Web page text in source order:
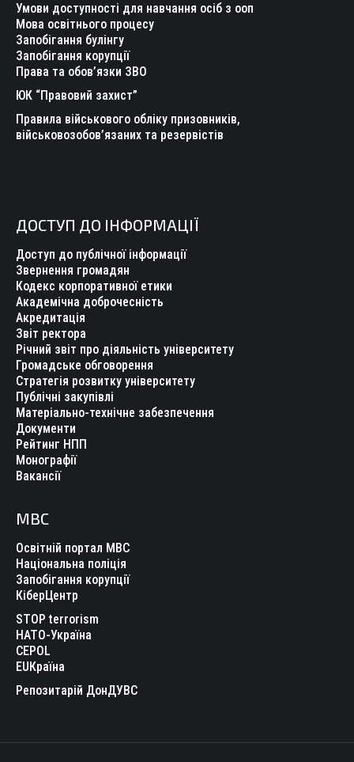
Умови доступності для навчання осіб з ооп
Мова освітнього процесу
Запобігання булінгу
Запобігання корупції
Права та обов’язки ЗВО
ЮК “Правовий захист”
Правила військового обліку призовників,
військовозобов’язаних та резервістів
ДОСТУП ДО ІНФОРМАЦІЇ
Доступ до публічної інформації
Звернення громадян
Кодекс корпоративної етики
Академічна доброчесність
Акредитація
Звіт ректора
Річний звіт про діяльність університету
Громадське обговорення
Стратегія розвитку університету
Публічні закупівлі
Матеріально-технічне забезпечення
Документи
Рейтинг НПП
Монографії
Вакансії
МВС
Освітній портал МВС
Національна поліція
Запобігання корупції
КіберЦентр
STOP terrorism
НАТО-Україна
CEPOL
EUКраїна
Репозитарій ДонДУВС